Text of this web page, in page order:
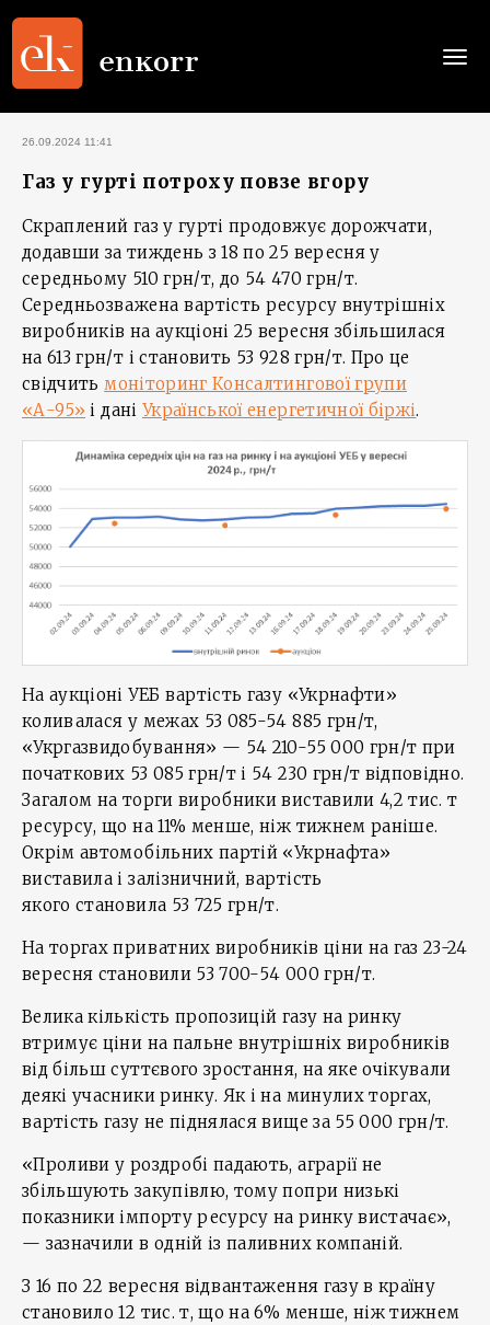
26.09.2024 11:41
Газ у гурті потроху повзе вгору
Скраплений газ у гурті продовжує дорожчати,
додавши за тиждень з 18 по 25 вересня у
середньому 510 грн/т, до 54 470 грн/т.
Середньозважена вартість ресурсу внутрішніх
виробників на аукціоні 25 вересня збільшилася
на 613 грн/т і становить 53 928 грн/т. Про це
свідчитьмоніторинг Консалтингової групи
«А-95» і дані Української енергетичної біржі.
На аукціоні УЕБ вартість газу «Укрнафти»
коливалася у межах 53 085-54 885 грн/т,
«Укргазвидобування» — 54 210-55 000 грн/т при
початкових 53 085 грн/т і 54 230 грн/т відповідно.
Загалом на торги виробники виставили 4,2 тис. т
ресурсу, що на 11% менше, ніж тижнем раніше.
Окрім автомобільних партій «Укрнафта»
виставила і залізничний, вартість
якого становила 53 725 грн/т.
На торгах приватних виробників ціни на газ 23-24
вересня становили 53 700-54 000 грн/т.
Велика кількість пропозицій газу на ринку
втримує ціни на пальне внутрішніх виробників
від більш суттєвого зростання, на яке очікували
деякі учасники ринку. Як і на минулих торгах,
вартість газу не піднялася вище за 55 000 грн/т.
«Проливи у роздробі падають, аграрії не
збільшують закупівлю, тому попри низькі
показники імпорту ресурсу на ринку вистачає»,
— зазначили в одній із паливних компаній.
З 16 по 22 вересня відвантаження газу в країну
становило 12 тис. т, що на 6% менше, ніж тижнем